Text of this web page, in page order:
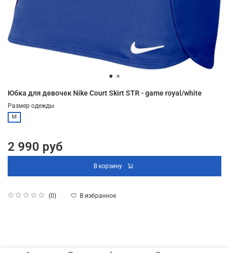
Юбка для девочек Nike Court Skirt STR - game royal/white
(0) В избранное
Размер одежды
M
2 990 руб
В корзину